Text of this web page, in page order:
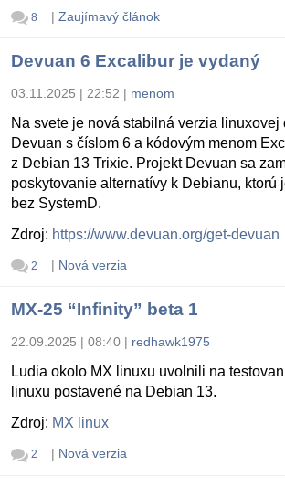
8 | Zaujímavý článok
Devuan 6 Excalibur je vydaný
03.11.2025 | 22:52 | menom
Na svete je nová stabilná verzia linuxovej
Devuan s číslom 6 a kódovým menom
z Debian 13 Trixie. Projekt Devuan sa
poskytovanie alternatívy k Debianu, ktorú
bez SystemD.
Zdroj: https://www.devuan.org/get-devuan
2 | Nová verzia
MX-25 “Infinity” beta 1
22.09.2025 | 08:40 | redhawk1975
Ludia okolo MX linuxu uvolnili na
linuxu postavené na Debian 13.
Zdroj: MX linux
2 | Nová verzia